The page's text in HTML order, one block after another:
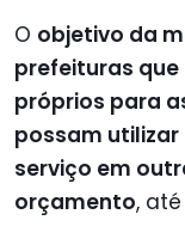
O objetivo da
prefeituras
próprios para
possam
serviço em
orçamento,